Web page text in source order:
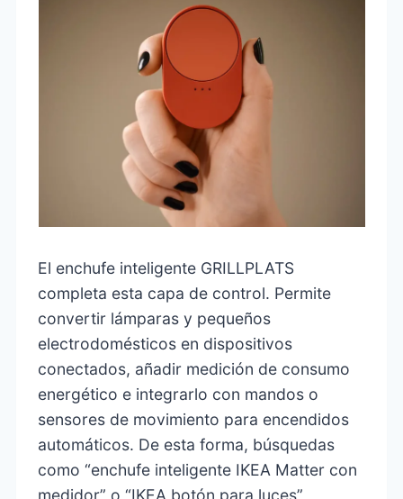
El enchufe inteligente GRILLPLATS
completa esta capa de control. Permite
convertir lámparas y pequeños
electrodomésticos en dispositivos
conectados, añadir medición de consumo
energético e integrarlo con mandos o
sensores de movimiento para encendidos
automáticos. De esta forma, búsquedas
como “enchufe inteligente IKEA Matter con
medidor” o “IKEA botón para luces”